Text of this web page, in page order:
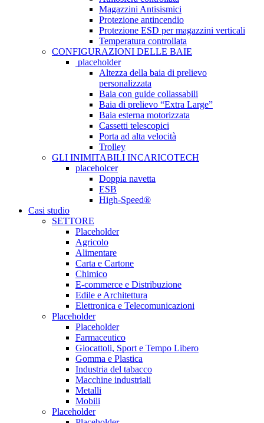
Magazzini Antisismici
Protezione antincendio
Protezione ESD per magazzini verticali
Temperatura controllata
CONFIGURAZIONI DELLE BAIE
placeholder
Altezza della baia di prelievo
personalizzata
Baia con guide collassabili
Baia di prelievo “Extra Large”
Baia esterna motorizzata
Cassetti telescopici
Porta ad alta velocità
Trolley
GLI INIMITABILI INCARICOTECH
placeholcer
Doppia navetta
ESB
High-Speed®
Casi studio
SETTORE
Placeholder
Agricolo
Alimentare
Carta e Cartone
Chimico
E-commerce e Distribuzione
Edile e Architettura
Elettronica e Telecomunicazioni
Placeholder
Placeholder
Farmaceutico
Giocattoli, Sport e Tempo Libero
Gomma e Plastica
Industria del tabacco
Macchine industriali
Metalli
Mobili
Placeholder